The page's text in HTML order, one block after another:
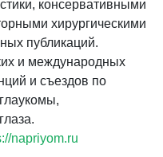
консервативными
хирургическими
публикаций.
и международных
и съездов по
napriyom.ru